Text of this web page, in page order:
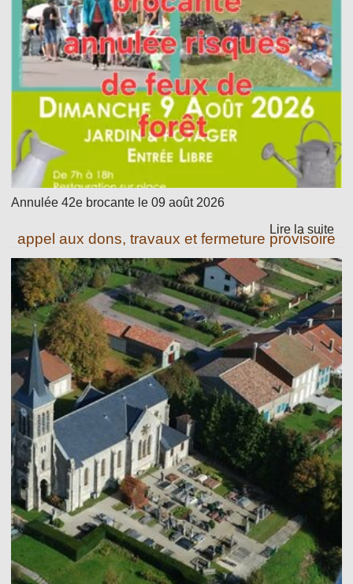
Annulée 42e brocante le 09 août 2026
appel aux dons, travaux et fermeture provisoire